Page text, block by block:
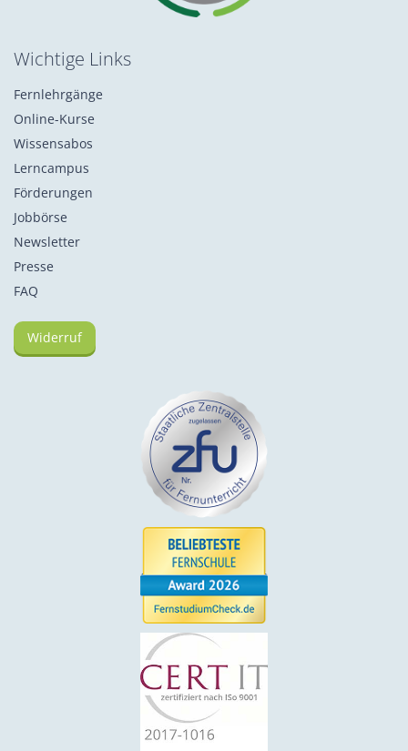
Wichtige Links
Fernlehrgänge
Online-Kurse
Wissensabos
Lerncampus
Förderungen
Jobbörse
Newsletter
Presse
FAQ
Widerruf